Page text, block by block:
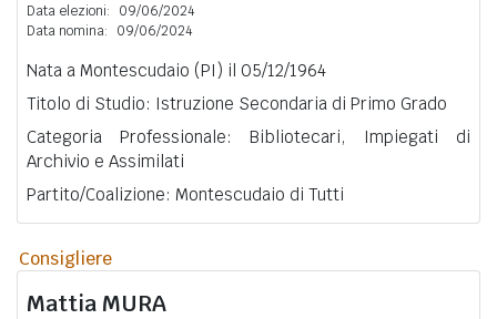
Data elezioni:
09/06/2024
Data nomina:
09/06/2024
Nata a Montescudaio (PI) il 05/12/1964
Titolo di Studio: Istruzione Secondaria di Primo Grado
Categoria Professionale: Bibliotecari, Impiegati di
Archivio e Assimilati
Partito/Coalizione: Montescudaio di Tutti
Consigliere
Mattia MURA